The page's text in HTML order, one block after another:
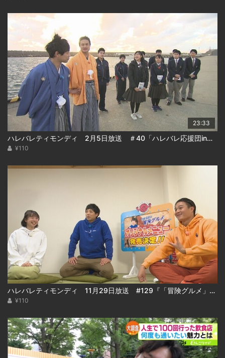
23:33
ハレバレティモンディ 2月5日放送 ＃40「ハレバレ応援団in松前(後)」
¥110
ハレバレティモンディ 11月29日放送 #129『「冒険グルメ」秋の大収穫祭＆重大発表！』
¥110